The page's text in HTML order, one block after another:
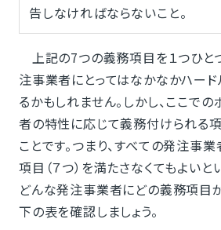
告しなければならないこと。
上記の7つの義務項目を１つひと
注事業者にとってはなかなかハー
るかもしれません。しかし、ここで
者の特性に応じて義務付けられる
ことです。つまり、すべての発注事
項目（７つ）を満たさなくてもよいと
どんな発注事業者にどの義務項目
下の表を確認しましょう。